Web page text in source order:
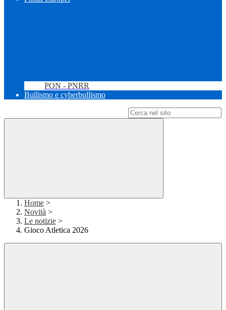
PON - PNRR
Bullismo e cyberbullismo
Home >
Novità >
Le notizie >
Gioco Atletica 2026